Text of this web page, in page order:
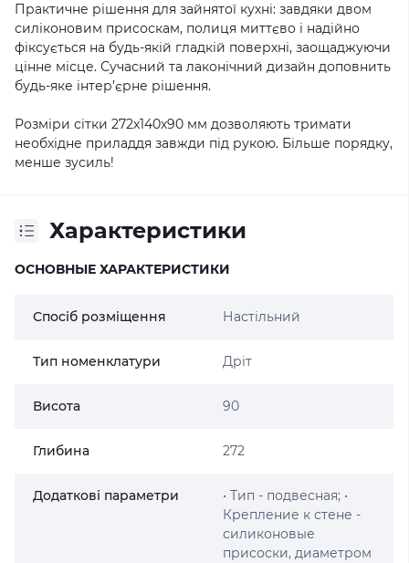
Практичне рішення для зайнятої кухні: завдяки двом
силіконовим присоскам, полиця миттєво і надійно
фіксується на будь-якій гладкій поверхні, заощаджуючи
цінне місце. Сучасний та лаконічний дизайн доповнить
будь-яке інтер’єрне рішення.
Розміри сітки 272х140х90 мм дозволяють тримати
необхідне приладдя завжди під рукою. Більше порядку,
менше зусиль!
Характеристики
ОСНОВНЫЕ ХАРАКТЕРИСТИКИ
Спосіб розміщення Настільний
Тип номенклатури Дріт
Висота 90
Глибина 272
Додаткові параметри
• Тип - подвесная; •
Крепление к стене -
силиконовые
присоски, диаметром